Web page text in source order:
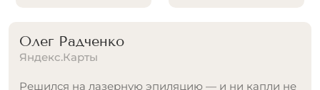
Аля Литвиненко
Яндекс.Карты
Моя любимая студия лазерной эпиляции, хожу